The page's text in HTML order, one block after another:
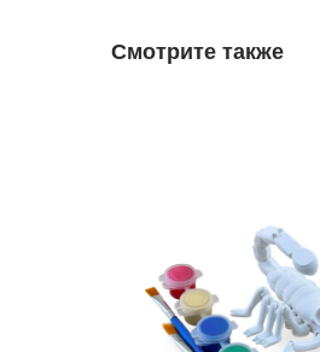
Смотрите также